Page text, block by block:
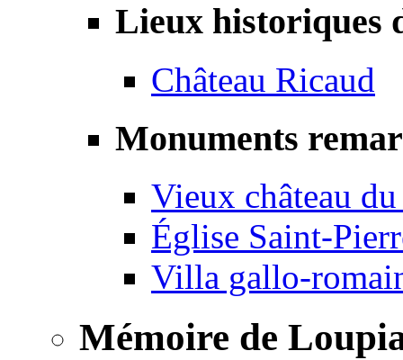
Lieux historiques
Château Ricaud
Monuments
Vieux château
Église Saint-
Villa gallo-
Mémoire de